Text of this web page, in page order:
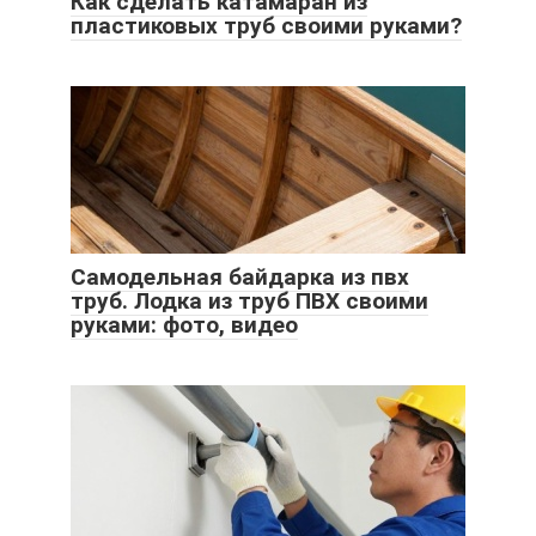
пластиковых труб своими руками?
Самодельная байдарка из пвх
труб. Лодка из труб ПВХ своими
руками: фото, видео